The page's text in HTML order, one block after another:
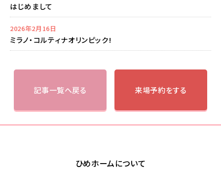
はじめまして
2026年2月16日
ミラノ・コルティナオリンピック!
記事一覧へ戻る 来場予約をする
ひめホームについて